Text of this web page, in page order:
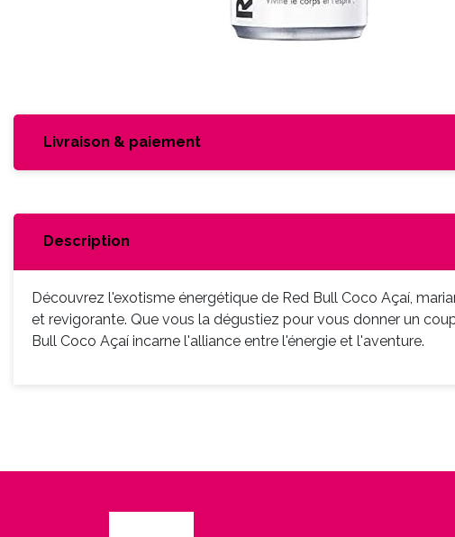
Livraison & paiement
Description
Découvrez l'exotisme énergétique de Red Bull Coco Açaí,
et revigorante. Que vous la dégustiez pour vous donner un
Bull Coco Açaí incarne l'alliance entre l'énergie et l'aventure.